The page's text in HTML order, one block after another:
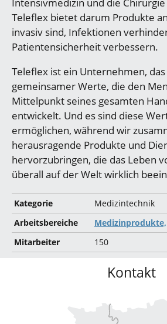
Intensivmedizin und die
Teleflex bietet darum Produkte
invasiv sind, Infektionen
Patientensicherheit verbessern.
Teleflex ist ein Unternehmen,
gemeinsamer Werte, die den
Mittelpunkt seines gesamten
entwickelt. Und es sind diese
ermöglichen, während wir
herausragende Produkte und
hervorzubringen, die das Leben
überall auf der Welt wirklich
Kategorie
Medizintechnik
Arbeitsbereiche
Medizinprodukte,
Mitarbeiter
150
Kontakt